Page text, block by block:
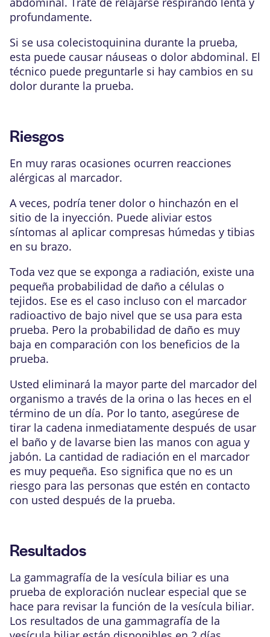
profundamente.
Si se usa colecistoquinina durante la prueba,
esta puede causar náuseas o dolor abdominal. El
técnico puede preguntarle si hay cambios en su
dolor durante la prueba.
Riesgos
En muy raras ocasiones ocurren reacciones
alérgicas al marcador.
A veces, podría tener dolor o hinchazón en el
sitio de la inyección. Puede aliviar estos
síntomas al aplicar compresas húmedas y tibias
en su brazo.
Toda vez que se exponga a radiación, existe una
pequeña probabilidad de daño a células o
tejidos. Ese es el caso incluso con el marcador
radioactivo de bajo nivel que se usa para esta
prueba. Pero la probabilidad de daño es muy
baja en comparación con los beneficios de la
prueba.
Usted eliminará la mayor parte del marcador del
organismo a través de la orina o las heces en el
término de un día. Por lo tanto, asegúrese de
tirar la cadena inmediatamente después de usar
el baño y de lavarse bien las manos con agua y
jabón. La cantidad de radiación en el marcador
es muy pequeña. Eso significa que no es un
riesgo para las personas que estén en contacto
con usted después de la prueba.
Resultados
La gammagrafía de la vesícula biliar es una
prueba de exploración nuclear especial que se
hace para revisar la función de la vesícula biliar.
Los resultados de una gammagrafía de la